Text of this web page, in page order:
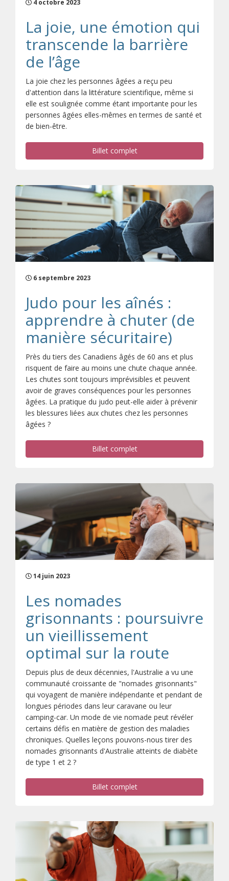
4 octobre 2023
La joie, une émotion qui
transcende la barrière
de l’âge
La joie chez les personnes âgées a reçu peu
d'attention dans la littérature scientifique, même si
elle est soulignée comme étant importante pour les
personnes âgées elles-mêmes en termes de santé et
de bien-être.
Billet complet
6 septembre 2023
Judo pour les aînés :
apprendre à chuter (de
manière sécuritaire)
Près du tiers des Canadiens âgés de 60 ans et plus
risquent de faire au moins une chute chaque année.
Les chutes sont toujours imprévisibles et peuvent
avoir de graves conséquences pour les personnes
âgées. La pratique du judo peut-elle aider à prévenir
les blessures liées aux chutes chez les personnes
âgées ?
Billet complet
14 juin 2023
Les nomades
grisonnants : poursuivre
un vieillissement
optimal sur la route
Depuis plus de deux décennies, l'Australie a vu une
communauté croissante de "nomades grisonnants"
qui voyagent de manière indépendante et pendant de
longues périodes dans leur caravane ou leur
camping-car. Un mode de vie nomade peut révéler
certains défis en matière de gestion des maladies
chroniques. Quelles leçons pouvons-nous tirer des
nomades grisonnants d'Australie atteints de diabète
de type 1 et 2 ?
Billet complet